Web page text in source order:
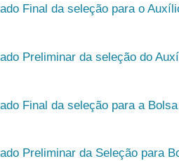
Final da seleção para o
Preliminar da seleção do
Final da seleção para a
Preliminar da Seleção para